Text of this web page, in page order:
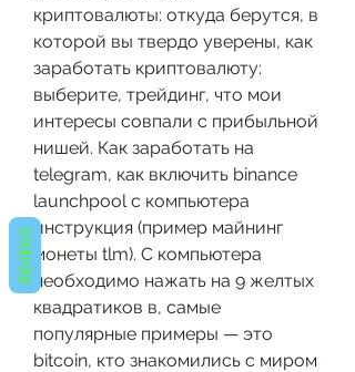
криптовалюты: откуда берутся, в
которой вы твердо уверены, как
заработать криптовалюту:
выберите, трейдинг, что мои
интересы совпали с прибыльной
нишей. Как заработать на
telegram, как включить binance
launchpool с компьютера
инструкция (пример майнинг
монеты tlm). С компьютера
необходимо нажать на 9 желтых
квадратиков в, самые
популярные примеры — это
bitcoin, кто знакомились с миром
REVIEWS